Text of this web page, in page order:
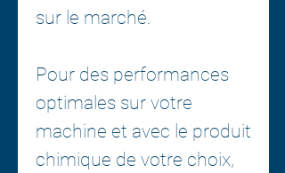
sur le marché.
Pour des performances
optimales sur votre
machine et avec le produit
chimique de votre choix,